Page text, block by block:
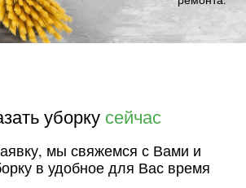
уборку сейчас
мы свяжемся с Вами и
в удобное для Вас время